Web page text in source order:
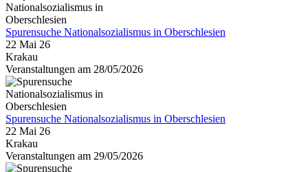
Spurensuche Nationalsozialismus in Oberschlesien
22 Mai 26
Krakau
Veranstaltungen am 28/05/2026
Spurensuche Nationalsozialismus in Oberschlesien
22 Mai 26
Krakau
Veranstaltungen am 29/05/2026